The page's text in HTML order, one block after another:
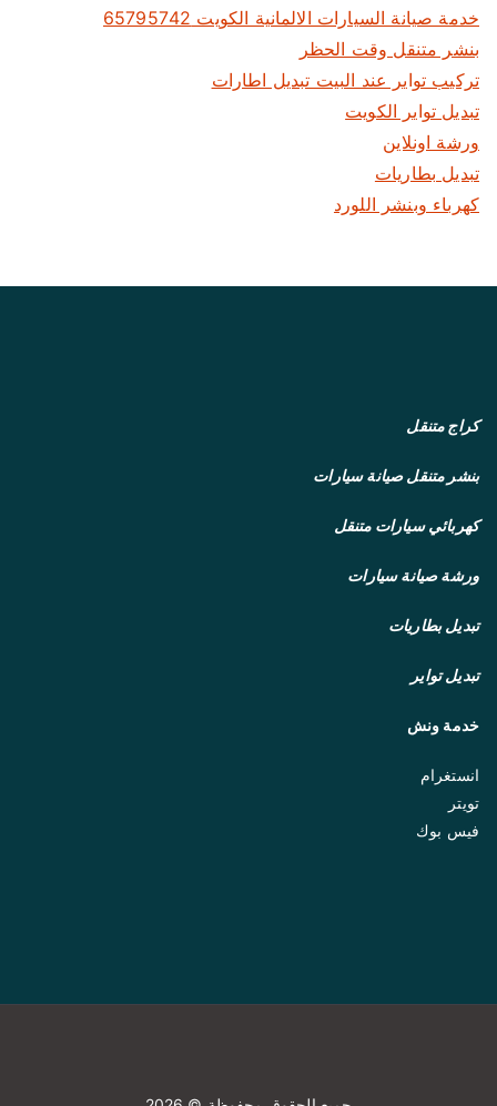
خدمة صيانة السيارات الالمانية الكويت 65795742
بنشر متنقل وقت الحظر
تركيب تواير عند البيت تبديل اطارات
تبديل تواير الكويت
ورشة اونلاين
تبديل بطاريات
كهرباء وبنشر اللورد
كراج متنقل
بنشر متنقلصيانة سيارات
كهربائي سيارات متنقل
ورشة صيانة سيارات
تبديل بطاريات
تبديل تواير
خدمة ونش
انستغرام
تويتر
فيس بوك